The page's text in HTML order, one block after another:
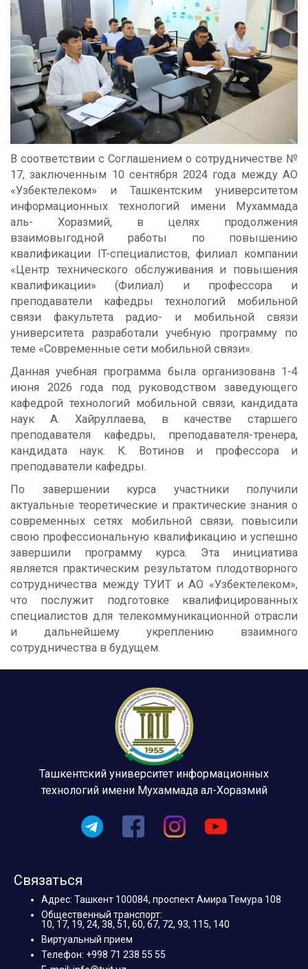
В соответствии с Соглашением о сотрудничестве №
17, заключенным 10 сентября 2024 года между АО
«Узбектелеком» и Ташкентским университетом
информационных технологий имени Мухаммада
аль- Хоразмий, в целях продолжения
взаимовыгодной работы по повышению
квалификации IT-специалистов, филиал компании
«Центр технического обслуживания и повышения
квалификации» (Филиал) и профессора и
преподаватели кафедры технологий мобильной
связи факультета радио- и мобильной связи
университета разработали учебную программу по
теме «Современные сети мобильной связи».
Данная учебная программа была организована 1-4
июня 2026 года под руководством заведующего
кафедрой технологий мобильной связи, кандидата
наук А. Хайруллаева, в качестве старшего
преподавателя кафедры, преподавателя-тренера,
кандидата наук. К. Вотинов и профессора и
преподаватели кафедры.
По завершении курса участники получили
актуальные теоретические и практические знания о
современных сетях мобильной связи, повысили
свою профессиональную квалификацию и успешно
завершили программу курса. Эта инициатива
является практическим результатом плодотворного
сотрудничества между ТУИТ и АО «Узбектелеком»,
что послужит подготовке квалифицированных
специалистов для телекоммуникационной отрасли
и дальнейшему укреплению взаимного
сотрудничества в будущем.
Ташкентский университет информационных
технологий имени Мухаммада ал-Хоразмий
Связаться
Адрес: Ташкент 100084, проспект Амира Темура 108
Общественный транспорт:
10, 17, 19, 24, 38, 51, 60, 67, 72, 93, 115, 140
Виртуальный прием
Телефон: +998 71 238 55 55